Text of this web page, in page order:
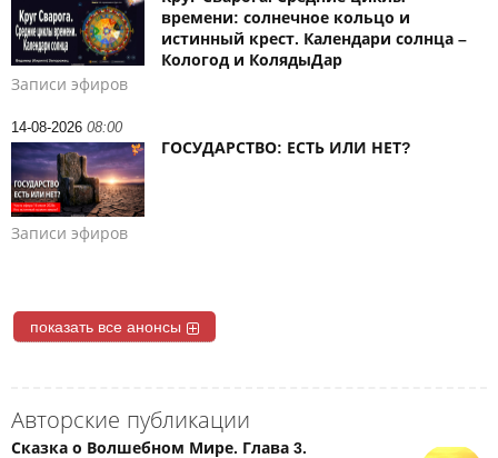
времени: солнечное кольцо и
истинный крест. Календари солнца –
Кологод и КолядыДар
Записи эфиров
14-08-2026 08:00
ГОСУДАРСТВО: ЕСТЬ ИЛИ НЕТ?
Записи эфиров
показать все анонсы
Авторские публикации
Сказка о Волшебном Мире. Глава 3.